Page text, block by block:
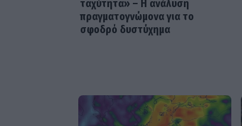
ταχύτητα» – Η ανάλυση
πραγματογνώμονα για το
σφοδρό δυστύχημα